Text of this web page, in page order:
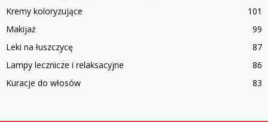
Kremy koloryzujące
101
Makijaż
99
Leki na łuszczycę
87
Lampy lecznicze i relaksacyjne
86
Kuracje do włosów
83